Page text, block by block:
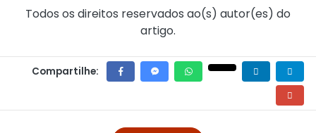
Todos os direitos reservados ao(s) autor(es) do
artigo.
Compartilhe: